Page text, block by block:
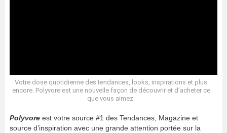
Votre dose quotidienne des tendances, looks, inspirations et plus
encore. Polyvore est une nouvelle façon de découvrir et d’acheter ce
que vous aimez.
Polyvore est votre source #1 des Tendances, Magazine et
source d’inspiration avec une grande attention portée sur la